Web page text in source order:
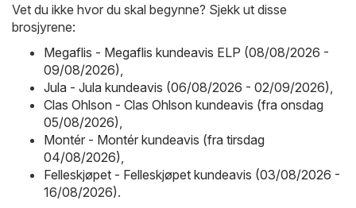
Vet du ikke hvor du skal begynne? Sjekk ut disse
brosjyrene:
Megaflis - Megaflis kundeavis ELP (08/08/2026 -
09/08/2026)
Jula - Jula kundeavis (06/08/2026 - 02/09/2026)
Clas Ohlson - Clas Ohlson kundeavis (fra onsdag
05/08/2026)
Montér - Montér kundeavis (fra tirsdag
04/08/2026)
Felleskjøpet - Felleskjøpet kundeavis (03/08/2026 -
16/08/2026).